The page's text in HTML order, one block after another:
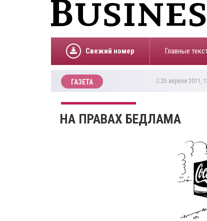
Свежий номер Главные
ГАЗЕТА 25 апреля 2011,
НА ПРАВАХ БЕДЛАМА